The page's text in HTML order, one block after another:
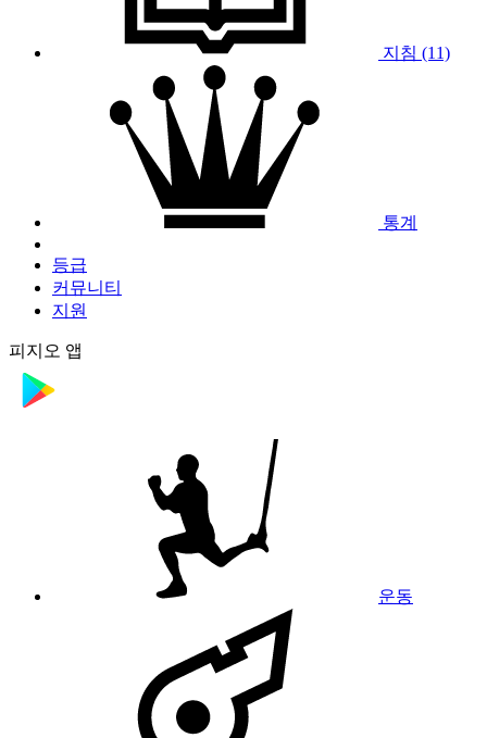
지침 (11)
통계
등급
커뮤니티
지원
피지오 앱
운동